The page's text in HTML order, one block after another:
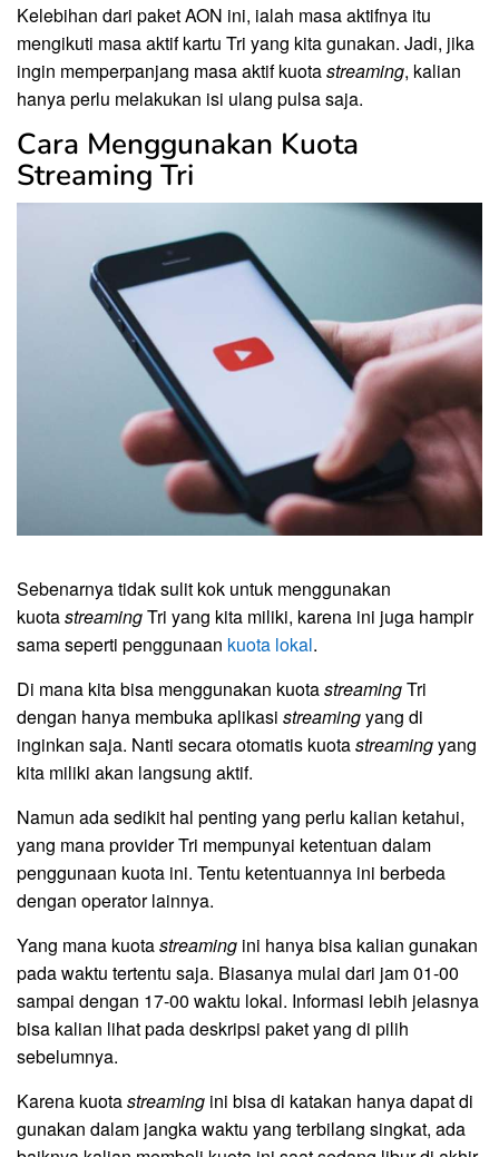
Kelebihan dari paket AON ini, ialah masa aktifnya itu
mengikuti masa aktif kartu Tri yang kita gunakan. Jadi, jika
ingin memperpanjang masa aktif kuotastreaming, kalian
hanya perlu melakukan isi ulang pulsa saja.
Cara Menggunakan Kuota
Streaming Tri
Sebenarnya tidak sulit kok untuk menggunakan
kuotastreamingTri yang kita miliki, karena ini juga hampir
sama seperti penggunaan kuota lokal.
Di mana kita bisa menggunakan kuotastreamingTri
dengan hanya membuka aplikasi streamingyang di
inginkan saja. Nanti secara otomatis kuotastreamingyang
kita miliki akan langsung aktif.
Namun ada sedikit hal penting yang perlu kalian ketahui,
yang mana provider Tri mempunyai ketentuan dalam
penggunaan kuota ini. Tentu ketentuannya ini berbeda
dengan operator lainnya.
Yang mana kuotastreaming ini hanya bisa kalian gunakan
pada waktu tertentu saja. Biasanya mulai dari jam 01-00
sampai dengan 17-00 waktu lokal. Informasi lebih jelasnya
bisa kalian lihat pada deskripsi paket yang di pilih
sebelumnya.
Karena kuotastreaming ini bisa di katakan hanya dapat di
gunakan dalam jangka waktu yang terbilang singkat, ada